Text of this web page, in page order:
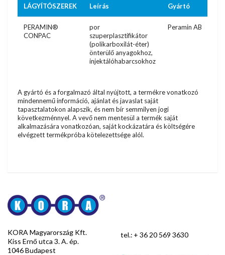
LÁGYÍTÓSZEREK Leírás Gyártó
PERAMIN®
CONPAC
por
szuperplasztifikátor
(polikarboxilát-éter)
önterülő anyagokhoz,
injektálóhabarcsokhoz
Peramin AB
A gyártó és a forgalmazó által nyújtott, a termékre vonatkozó
mindennemű információ, ajánlat és javaslat saját
tapasztalatokon alapszik, és nem bír semmilyen jogi
következménnyel. A vevő nem mentesül a termék saját
alkalmazására vonatkozóan, saját kockázatára és költségére
elvégzett termékpróba kötelezettsége alól.
KORA Magyarország Kft.
Kiss Ernő utca 3. A. ép.
1046 Budapest
tel.: + 36 20 569 3630